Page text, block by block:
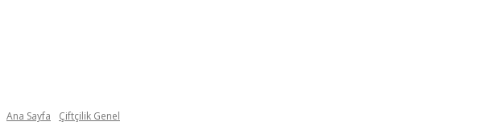
Ana Sayfa Çiftçilik Genel